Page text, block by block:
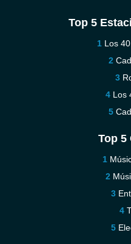
Top 5
Los
Los
Top 5